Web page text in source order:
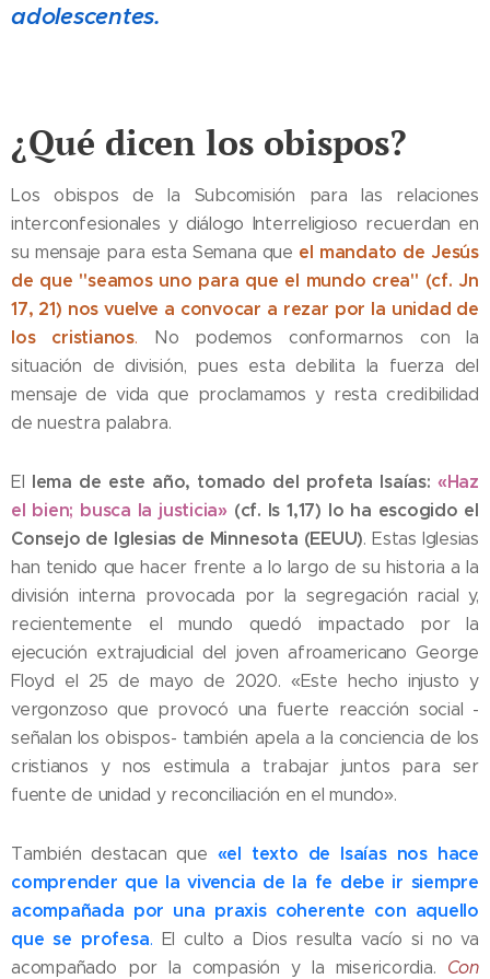
adolescentes.
¿Qué dicen los obispos?
Los obispos de la Subcomisión para las relaciones
interconfesionales y diálogo Interreligioso recuerdan en
su mensaje para esta Semana que el mandato de Jesús
de que "seamos uno para que el mundo crea" (cf. Jn
17, 21) nos vuelve a convocar a rezar por la unidad de
los cristianos. No podemos conformarnos con la
situación de división, pues esta debilita la fuerza del
mensaje de vida que proclamamos y resta credibilidad
de nuestra palabra.
El lema de este año, tomado del profeta Isaías: «Haz
el bien; busca la justicia»(cf. Is 1,17) lo ha escogido el
Consejo de Iglesias de Minnesota (EEUU). Estas Iglesias
han tenido que hacer frente a lo largo de su historia a la
división interna provocada por la segregación racial y,
recientemente el mundo quedó impactado por la
ejecución extrajudicial del joven afroamericano George
Floyd el 25 de mayo de 2020. «Este hecho injusto y
vergonzoso que provocó una fuerte reacción social -
señalan los obispos- también apela a la conciencia de los
cristianos y nos estimula a trabajar juntos para ser
fuente de unidad y reconciliación en el mundo».
También destacan que «el texto de Isaías nos hace
comprender que la vivencia de la fe debe ir siempre
acompañada por una praxis coherente con aquello
que se profesa. El culto a Dios resulta vacío si no va
acompañado por la compasión y la misericordia. Con